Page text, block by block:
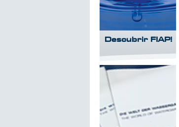
Descubrir FIAP!